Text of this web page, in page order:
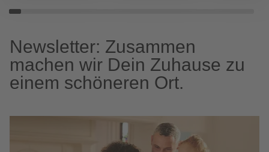
Newsletter: Zusammen
machen wir Dein Zuhause zu
einem schöneren Ort.